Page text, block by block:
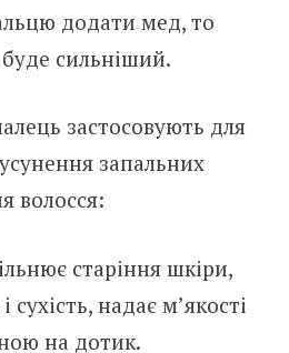
додати мед, то
сильніший.
застосовують для
запальних
волосся:
старіння шкіри,
надає м’якості
на дотик.